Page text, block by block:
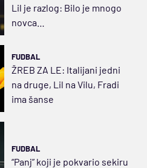
Lil je razlog: Bilo je mnogo
novca…
FUDBAL
ŽREB ZA LE: Italijani jedni
na druge, Lil na Vilu, Fradi
ima šanse
FUDBAL
“Panj” koji je pokvario sekiru